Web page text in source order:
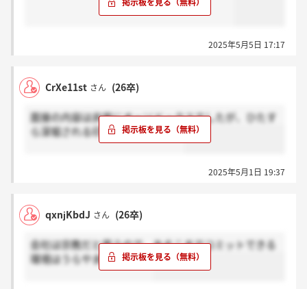
2025年5月5日 17:17
CrXe11st さん (26卒)
面接の内容は非常にオーソドックスでしたが、ひたす
ら深堀される印象を受けました。
2025年5月1日 19:37
qxnjKbdJ さん (26卒)
会社は宗教だと思うので、あそこまでコミットできる
環境はうらやましいです。